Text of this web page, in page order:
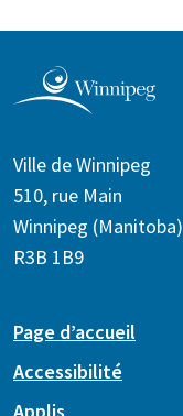
Ville de Winnipeg
510, rue Main
Winnipeg (Manitoba)
R3B 1B9
Page d’accueil
Accessibilité